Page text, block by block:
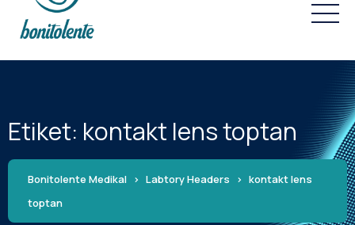
Etiket: kontakt lens toptan
Bonitolente Medikal > Labtory Headers > kontakt lens
toptan